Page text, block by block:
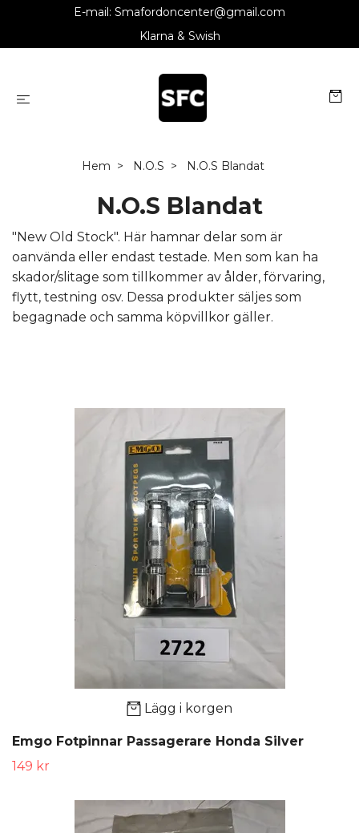
E-mail: Smafordoncenter@gmail.com
Klarna & Swish
Hem N.O.S N.O.S Blandat
N.O.S Blandat
"New Old Stock". Här hamnar delar som är
oanvända eller endast testade. Men som kan ha
skador/slitage som tillkommer av ålder, förvaring,
flytt, testning osv. Dessa produkter säljes som
begagnade och samma köpvillkor gäller.
Lägg i korgen
Emgo Fotpinnar Passagerare Honda Silver
149 kr